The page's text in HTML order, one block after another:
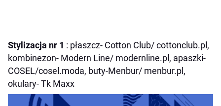
Stylizacja nr 1 : płaszcz- Cotton Club/ cottonclub.pl,
kombinezon- Modern Line/ modernline.pl, apaszki-
COSEL/cosel.moda, buty-Menbur/ menbur.pl,
okulary- Tk Maxx